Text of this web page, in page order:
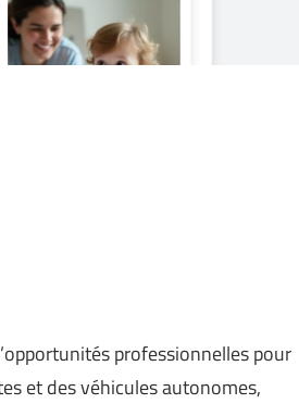
professionnelles pour
et des véhicules autonomes,